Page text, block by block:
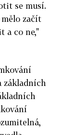
se musí.
mělo začít
a co ne,"